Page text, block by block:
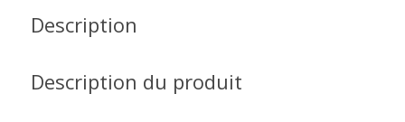
Description
Description du produit